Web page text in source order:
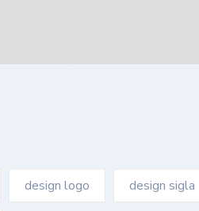
design logo design sigla